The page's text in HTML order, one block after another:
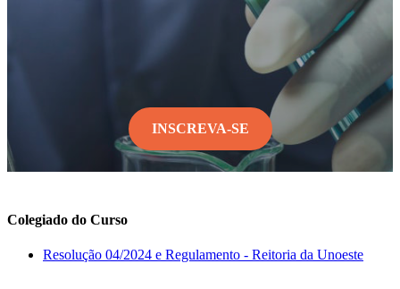
INSCREVA-SE
Colegiado do Curso
Resolução 04/2024 e Regulamento - Reitoria da Unoeste